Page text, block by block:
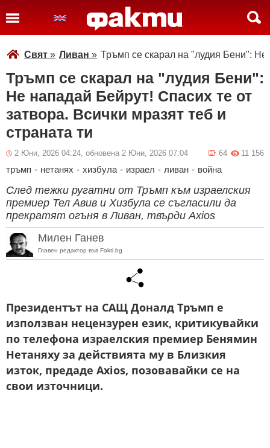
Свят » Ливан » Тръмп се скарал на "лудия Бени": Не
Тръмп се скарал на "лудия Бени":
Не нападай Бейрут! Спасих те от
затвора. Всички мразят теб и
страната ти
2 Юни, 2026 04:24, обновена 2 Юни, 2026 07:04 11 156
64
тръмп - нетанях - хизбула - израел - ливан - война
След тежки ругатни от Тръмп към израелския
премиер Тел Авив и Хизбула се съгласили да
прекратят огъня в Ливан, твърди Axios
Милен Ганев
Главен редактор във Fakti.bg
Президентът на САЩ Доналд Тръмп е
използван нецензурен език, критикувайки
по телефона израелския премиер Бенямин
Нетаняху за действията му в Близкия
изток, предаде Axios, позовавайки се на
свои източници.